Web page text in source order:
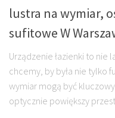
lustra na wymiar,
sufitowe W
Urządzenie łazienki to nie
chcemy, by była nie tylko
wymiar mogą być
optycznie powiększy